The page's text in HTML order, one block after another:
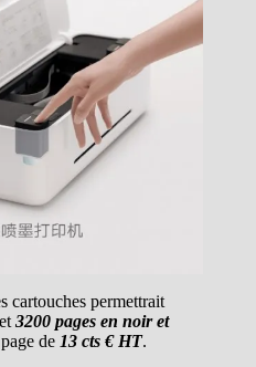
cartouches permettrait
et 3200 pages en noir et
de 13 cts € HT.